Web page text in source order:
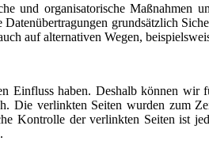
und organisatorische Maßnahmen
grundsätzlich
auf alternativen Wegen,
haben. Deshalb können
Die verlinkten Seiten wurden zum
Kontrolle der verlinkten Seiten ist